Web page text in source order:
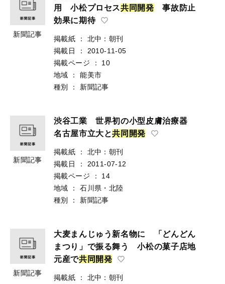
新聞記事
用 小松プロセス共 同 開発 事故防止
効果に期待
掲載紙 ：
北中：朝刊
掲載日
：
2010-11-05
掲載ページ
：
10
地域
：
能美市
種別
： 新聞記事
新聞記事
渋谷工業 世界初の小型皮膚治療器
名古屋市立大と共 同 開発
掲載紙 ：
北中：朝刊
掲載日
：
2011-07-12
掲載ページ
：
14
地域
：
石川県・北陸
種別
： 新聞記事
新聞記事
大麦まんじゅう新名物に 「どんどん
まつり」で振る舞う 小松の菓子店地
元産で共 同 開発
掲載紙 ：
北中：朝刊